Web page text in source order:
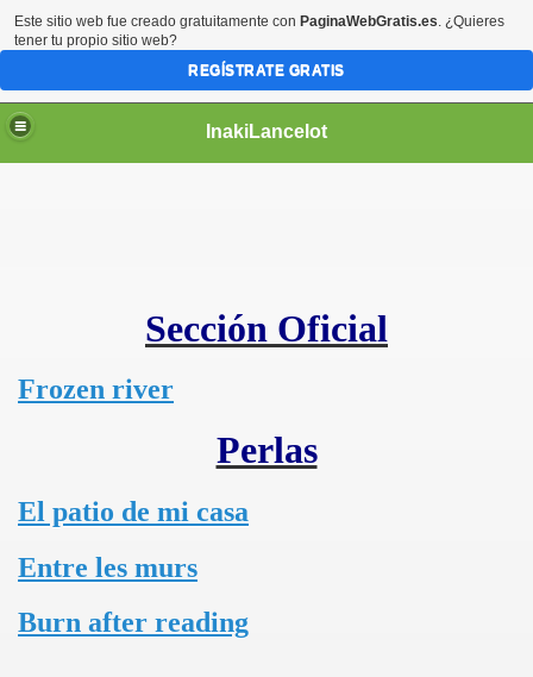
InakiLancelot
Sección Oficial
Frozen river
Perlas
El patio de mi casa
Entre les murs
Burn after reading
Este sitio web fue creado gratuitamente con PaginaWebGratis.es. ¿Quieres
tener tu propio sitio web?
REGÍSTRATE GRATIS